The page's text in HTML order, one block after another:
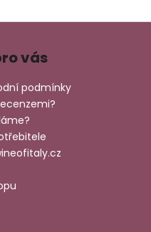
vás
podmínky